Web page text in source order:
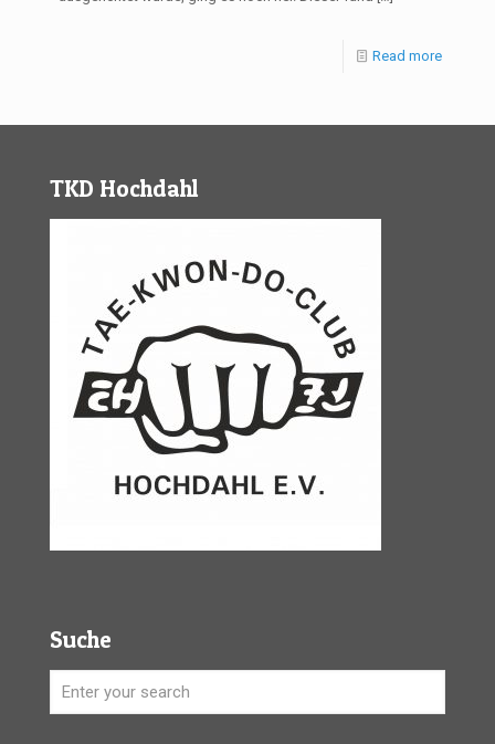
Read more
TKD Hochdahl
Suche